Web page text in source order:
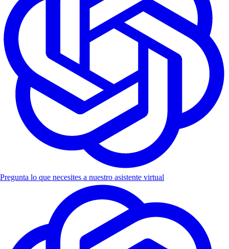
Pregunta lo que necesites a nuestro asistente virtual